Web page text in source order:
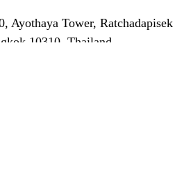
Ayothaya Tower, Ratchadapisek
10310. Thailand.